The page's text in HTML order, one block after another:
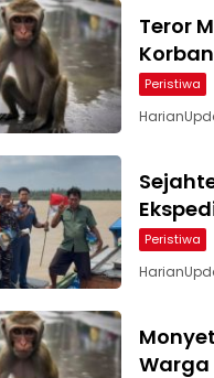
Teror
Peristiwa
Peristiwa
Warga